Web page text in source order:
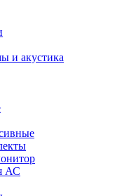
и акустика
АС